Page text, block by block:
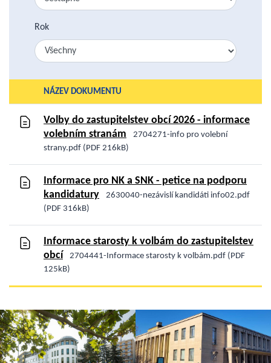
Rok
NÁZEV DOKUMENTU
Volby do zastupitelstev obcí 2026 - informace
volebním stranám
2704271-info pro volební
strany.pdf (PDF 216kB)
Informace pro NK a SNK - petice na podporu
kandidatury
2630040-nezávislí kandidáti info02.pdf
(PDF 316kB)
Informace starosty k volbám do zastupitelstev
obcí
2704441-Informace starosty k volbám.pdf (PDF
125kB)